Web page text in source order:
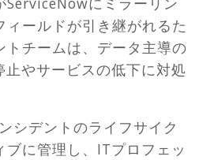
ィールドが引き継がれるた
トチームは、データ主導の
やサービスの低下に対処
シデントのライフサイク
に管理し、ITプロフェッ